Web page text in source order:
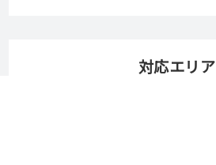
対応エリア